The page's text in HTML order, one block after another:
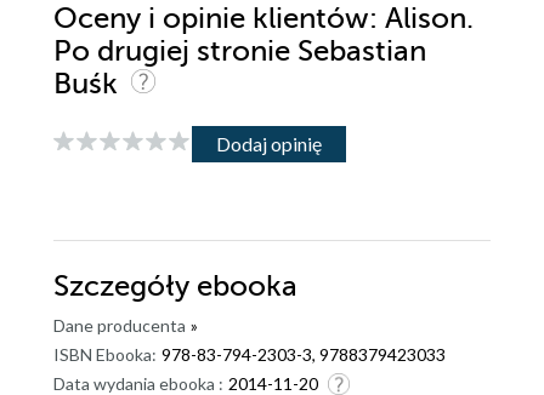
Oceny i opinie klientów: Alison.
Po drugiej stronie Sebastian
Buśk
Dodaj opinię
Szczegóły ebooka
Dane producenta »
ISBN Ebooka: 978-83-794-2303-3, 9788379423033
Data wydania ebooka : 2014-11-20